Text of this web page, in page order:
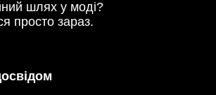
шлях у моді?
просто зараз.